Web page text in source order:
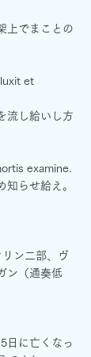
上でまことの
et
流し給いし方
examine.
知らせ給え。
ン二部、ヴ
ン（通奏低
日に亡くなっ